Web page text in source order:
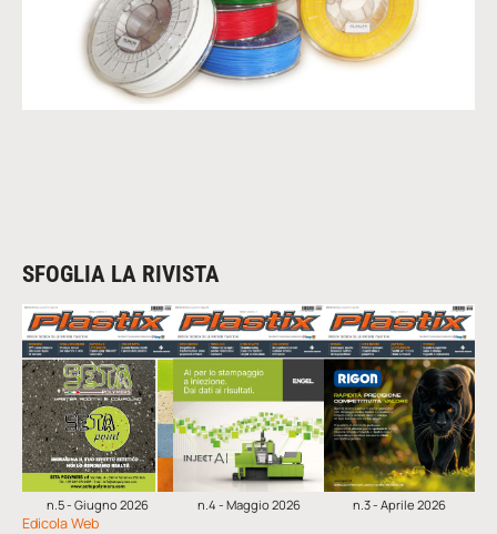
SFOGLIA LA RIVISTA
n.5 - Giugno 2026 n.4 - Maggio 2026 n.3 - Aprile 2026
Edicola Web